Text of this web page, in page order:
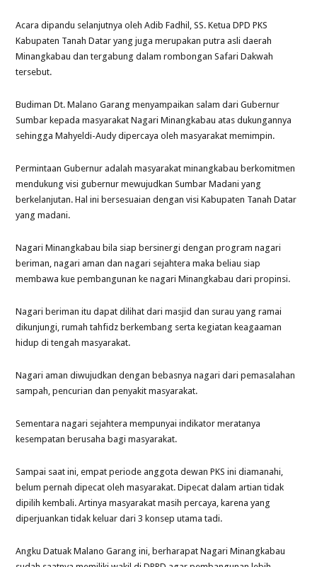
Acara dipandu selanjutnya oleh Adib Fadhil, SS. Ketua DPD PKS
Kabupaten Tanah Datar yang juga merupakan putra asli daerah
Minangkabau dan tergabung dalam rombongan Safari Dakwah
tersebut.
Budiman Dt. Malano Garang menyampaikan salam dari Gubernur
Sumbar kepada masyarakat Nagari Minangkabau atas dukungannya
sehingga Mahyeldi-Audy dipercaya oleh masyarakat memimpin.
Permintaan Gubernur adalah masyarakat minangkabau berkomitmen
mendukung visi gubernur mewujudkan Sumbar Madani yang
berkelanjutan. Hal ini bersesuaian dengan visi Kabupaten Tanah Datar
yang madani.
Nagari Minangkabau bila siap bersinergi dengan program nagari
beriman, nagari aman dan nagari sejahtera maka beliau siap
membawa kue pembangunan ke nagari Minangkabau dari propinsi.
Nagari beriman itu dapat dilihat dari masjid dan surau yang ramai
dikunjungi, rumah tahfidz berkembang serta kegiatan keagaaman
hidup di tengah masyarakat.
Nagari aman diwujudkan dengan bebasnya nagari dari pemasalahan
sampah, pencurian dan penyakit masyarakat.
Sementara nagari sejahtera mempunyai indikator meratanya
kesempatan berusaha bagi masyarakat.
Sampai saat ini, empat periode anggota dewan PKS ini diamanahi,
belum pernah dipecat oleh masyarakat. Dipecat dalam artian tidak
dipilih kembali. Artinya masyarakat masih percaya, karena yang
diperjuankan tidak keluar dari 3 konsep utama tadi.
Angku Datuak Malano Garang ini, berharapat Nagari Minangkabau